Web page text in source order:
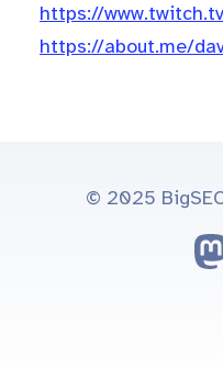
https://
https://about.me/
© 2025